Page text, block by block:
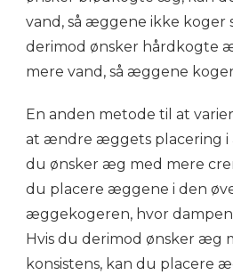
vand, så æggene ikke koger
derimod ønsker hårdkogte
mere vand, så æggene
En anden metode til at
at ændre æggets placering i
du ønsker æg med mere
du placere æggene i den
æggekogeren, hvor
Hvis du derimod ønsker æg
konsistens, kan du placere